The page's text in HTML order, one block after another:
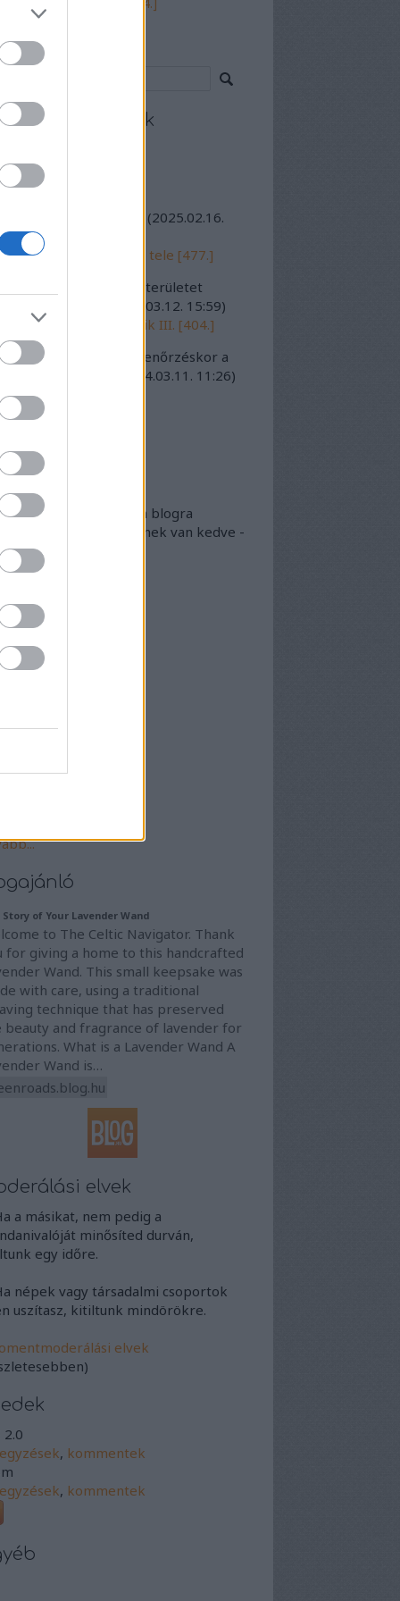
oldalunk
szavak
(2025.02.16.
)
Orczy tér, 1982 tele [477.]
A bontási és építési területet
2024.03.12. 15:59)
saga folytatódik III. [404.]
Aktuális kéményellenőrzéskor a
2024.03.11. 11:26)
II. [407.]
egyben található meg a blogra
összes doksi, akinek van kedve -
köztük...
szeptember
március
február
november
szeptember
...
Story of Your Lavender Wand
to The Celtic Navigator. Thank
for giving a home to this handcrafted
Wand. This small keepsake was
with care, using a traditional
technique that has preserved
beauty and fragrance of lavender for
What is a Lavender Wand A
Wand is…
elvek
a másikat, nem pedig a
minősíted durván,
egy időre.
népek vagy társadalmi csoportok
uszítasz, kitiltunk mindörökre.
elvek
2.0
, kommentek
, kommentek